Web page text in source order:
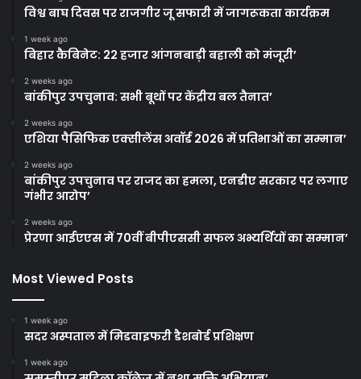
विश्व बाघ दिवस पर राजगीर जू सफारी में जागरूकता कार्यक्रम
1 week ago
बिहार कैबिनेट: 22 हजार आंगनबाड़ी बहाली को मंजूरी’
2 weeks ago
बांकीपुर उपचुनाव: सभी बूथों पर केंद्रीय बल तैनात’
2 weeks ago
एशिया पैसिफिक एक्सीलेंस अवॉर्ड 2026 में प्रतिभाओं का सम्मान’
2 weeks ago
बांकीपुर उपचुनाव पर राजद का हमला, एनडीए सरकार पर लगाए
गंभीर आरोप’
2 weeks ago
प्रेरणा आईएएस में 70वीं बीपीएससी सफल अभ्यर्थियों का सम्मान’
Most Viewed Posts
1 week ago
सदर अस्पताल में मिडवाइफरी डैशबोर्ड प्रशिक्षण
1 week ago